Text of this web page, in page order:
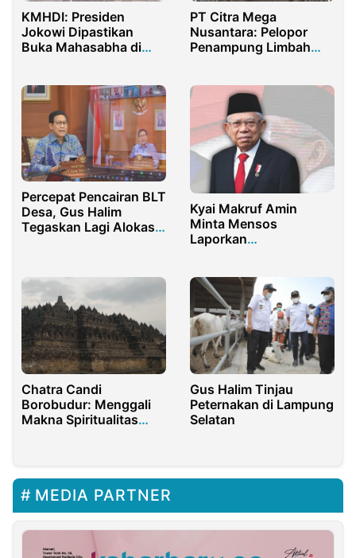
KMHDI: Presiden
Jokowi Dipastikan
Buka Mahasabha di
PT Citra Mega
Nusantara: Pelopor
Penampung Limbah
Indonesia
Percepat Pencairan BLT
Desa, Gus Halim
Tegaskan Lagi Alokasi
Kyai Makruf Amin
Minta Mensos
Laporkan
Indonesia
Chatra Candi
Borobudur: Menggali
Makna Spiritualitas
Gus Halim Tinjau
Peternakan di Lampung
Selatan
MEDIA PARTNER